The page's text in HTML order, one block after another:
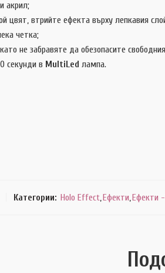
акрил;
цвят, втрийте ефекта върху лепкавия
четка;
не забравяте да обезопасите
секунди в MultiLed лампа.
Категории: Holo Effect,Ефекти,Ефекти